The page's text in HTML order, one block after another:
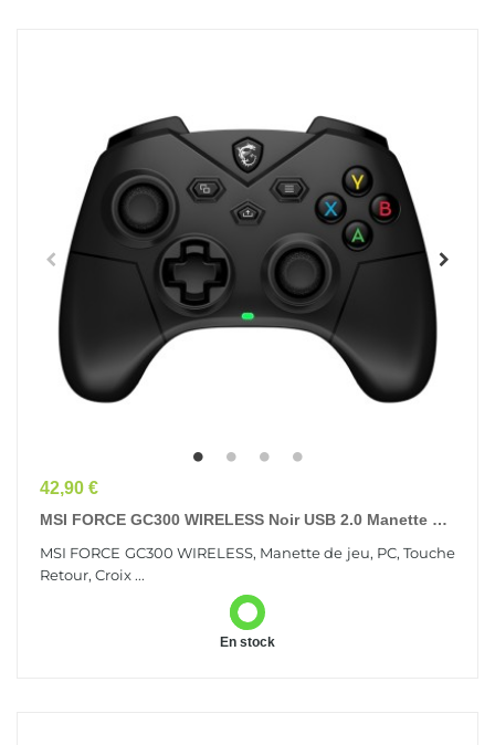
Prix
42,90 €
MSI FORCE GC300 WIRELESS Noir USB 2.0 Manette De
MSI FORCE GC300 WIRELESS, Manette de jeu, PC, Touche
Retour, Croix ...
En stock